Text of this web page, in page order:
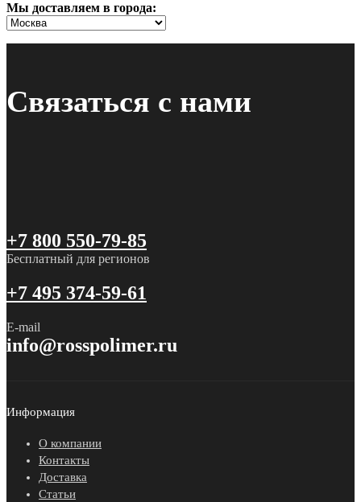
Мы доставляем в города:
Связаться с нами
+7 800 550-79-85
Бесплатный для регионов
+7 495 374-59-61
E-mail
info@rosspolimer.ru
Информация
О компании
Контакты
Доставка
Статьи